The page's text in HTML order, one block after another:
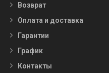
Возврат
Оплата и доставка
Гарантии
График
Контакты